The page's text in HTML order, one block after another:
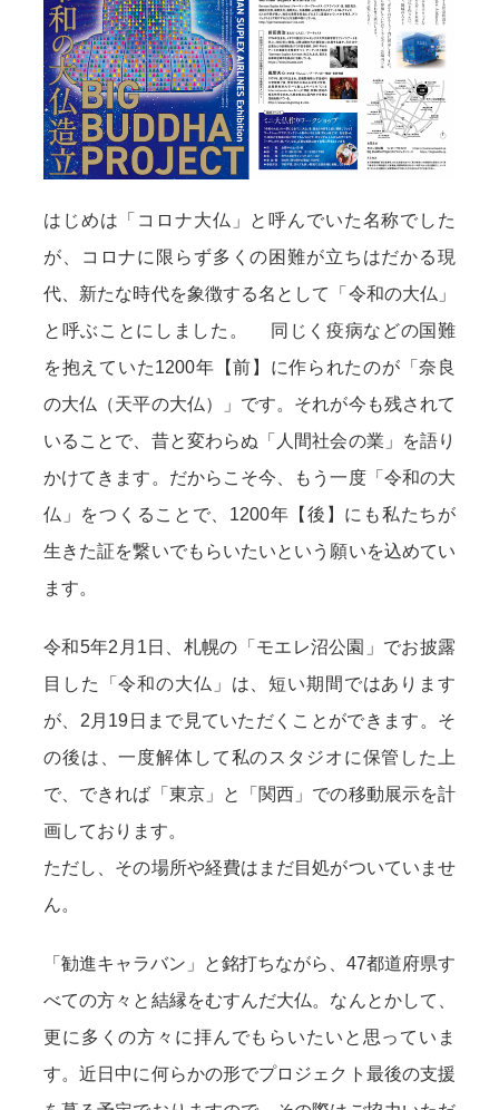
はじめは「コロナ大仏」と呼んでいた名称でした
が、コロナに限らず多くの困難が立ちはだかる現
代、新たな時代を象徴する名として「令和の大仏」
と呼ぶことにしました。 同じく疫病などの国難
を抱えていた1200年【前】に作られたのが「奈良
の大仏（天平の大仏）」です。それが今も残されて
いることで、昔と変わらぬ「人間社会の業」を語り
かけてきます。だからこそ今、もう一度「令和の大
仏」をつくることで、1200年【後】にも私たちが
生きた証を繋いでもらいたいという願いを込めてい
ます。
令和5年2月1日、札幌の「モエレ沼公園」でお披露
目した「令和の大仏」は、短い期間ではあります
が、2月19日まで見ていただくことができます。そ
の後は、一度解体して私のスタジオに保管した上
で、できれば「東京」と「関西」での移動展示を計
画しております。
ただし、その場所や経費はまだ目処がついていませ
ん。
「勧進キャラバン」と銘打ちながら、47都道府県す
べての方々と結縁をむすんだ大仏。なんとかして、
更に多くの方々に拝んでもらいたいと思っていま
す。近日中に何らかの形でプロジェクト最後の支援